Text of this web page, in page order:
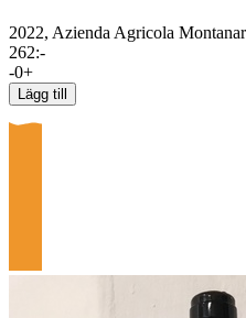
2022, Azienda Agricola
262:-
-0+
Lägg till